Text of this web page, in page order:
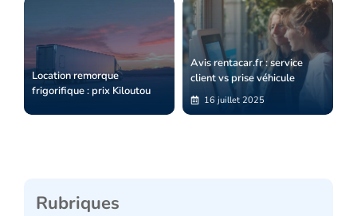
Location remorque
frigorifique : prix Kiloutou
Avis rentacar.fr : service
client vs prise véhicule
16 juillet 2025
Rubriques